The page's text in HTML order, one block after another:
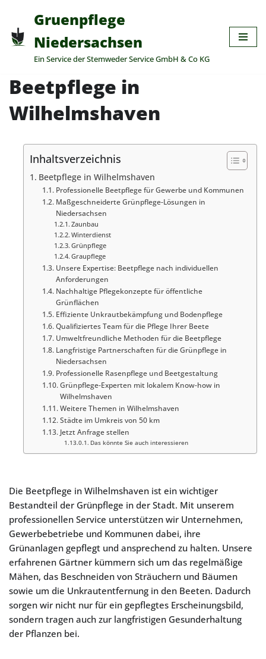
Zum
Inhalt
springen
Gruenpflege
Niedersachsen
Ein Service der Stemweder Service GmbH & Co KG
Beetpflege in
Wilhelmshaven
Inhaltsverzeichnis
Beetpflege in Wilhelmshaven
Professionelle Beetpflege für Gewerbe und Kommunen
Maßgeschneiderte Grünpflege-Lösungen in
Niedersachsen
Zaunbau
Winterdienst
Grünpflege
Graupflege
Unsere Expertise: Beetpflege nach individuellen
Anforderungen
Nachhaltige Pflegekonzepte für öffentliche
Grünflächen
Effiziente Unkrautbekämpfung und Bodenpflege
Qualifiziertes Team für die Pflege Ihrer Beete
Umweltfreundliche Methoden für die Beetpflege
Langfristige Partnerschaften für die Grünpflege in
Niedersachsen
Professionelle Rasenpflege und Beetgestaltung
Grünpflege-Experten mit lokalem Know-how in
Wilhelmshaven
Weitere Themen in Wilhelmshaven
Städte im Umkreis von 50 km
Jetzt Anfrage stellen
Das könnte Sie auch interessieren
Die Beetpflege in Wilhelmshaven ist ein wichtiger
Bestandteil der Grünpflege in der Stadt. Mit unserem
professionellen Service unterstützen wir Unternehmen,
Gewerbebetriebe und Kommunen dabei, ihre
Grünanlagen gepflegt und ansprechend zu halten. Unsere
erfahrenen Gärtner kümmern sich um das regelmäßige
Mähen, das Beschneiden von Sträuchern und Bäumen
sowie um die Unkrautentfernung in den Beeten. Dadurch
sorgen wir nicht nur für ein gepflegtes Erscheinungsbild,
sondern tragen auch zur langfristigen Gesunderhaltung
der Pflanzen bei.